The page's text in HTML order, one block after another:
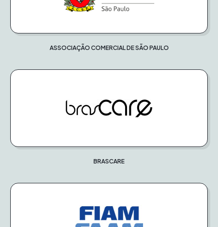
ASSOCIAÇÃO COMERCIAL DE SÃO PAULO
BRASCARE